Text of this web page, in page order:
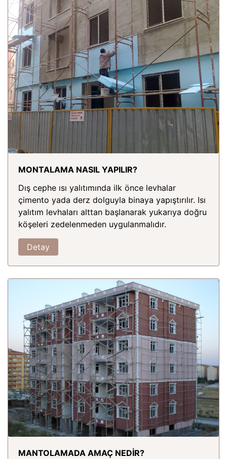
MONTALAMA NASIL YAPILIR?
Dış cephe ısı yalıtımında ilk önce levhalar
çimento yada derz dolguyla binaya yapıştırılır. Isı
yalıtım levhaları alttan başlanarak yukarıya doğru
köşeleri zedelenmeden uygulanmalıdır.
Detay
MANTOLAMADA AMAÇ NEDİR?